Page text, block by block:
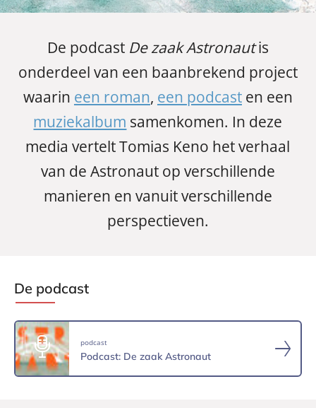
De podcast De zaak Astronautis
onderdeel van een baanbrekend project
waarin een roman, een podcasten een
muziekalbum samenkomen. In deze
media vertelt Tomias Keno het verhaal
van de Astronaut op verschillende
manieren en vanuit verschillende
perspectieven.
De podcast
podcast
Podcast: De zaak Astronaut